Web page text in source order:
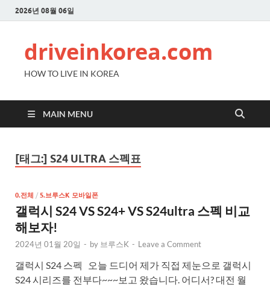
2026년 08월 06일
driveinkorea.com
HOW TO LIVE IN KOREA
MAIN MENU
[태그:] S24 ULTRA 스펙표
0.전체 / 5.브루스K 모바일폰
갤럭시 S24 VS S24+ VS S24ultra 스펙 비교
해보자!
2024년 01월 20일 - by 브루스K - Leave a Comment
갤럭시 S24 스펙 오늘 드디어 제가 직접 제눈으로 갤럭시
S24 시리즈를 전부다~~~보고 왔습니다. 어디서? 대전 월